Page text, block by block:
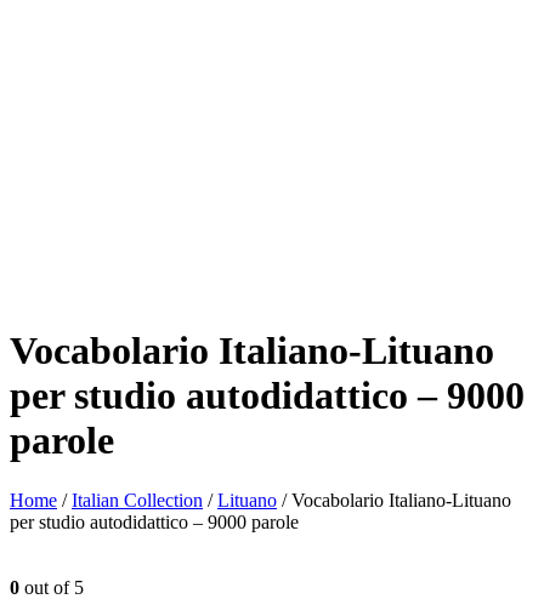
Vocabolario Italiano-Lituano
per studio autodidattico – 9000
parole
Home /Italian Collection /Lituano / Vocabolario Italiano-Lituano
per studio autodidattico – 9000 parole
0 out of 5